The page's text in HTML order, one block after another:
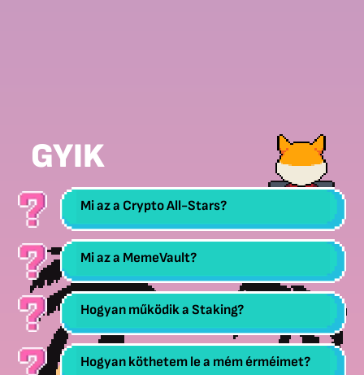
GYIK
Mi az a Crypto All-Stars?
Mi az a MemeVault?
Hogyan működik a Staking?
Hogyan köthetem le a mém érméimet?